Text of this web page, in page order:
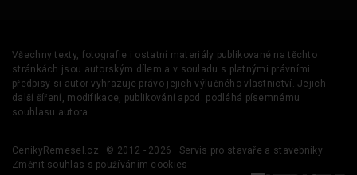
Všechny texty, fotografie i ostatní materiály publikované na těchto
stránkách jsou autorským dílem a v souladu s platnými právními
předpisy si autor vyhrazuje právo jejich výlučného vlastnictví. Jejich
další šíření, modifikace, publikování apod. podléhá písemnému
souhlasu autora.
CenikyRemesel.cz © 2012 - 2026
Servis pro stavaře a stavebníky
Změnit souhlas s používáním cookies